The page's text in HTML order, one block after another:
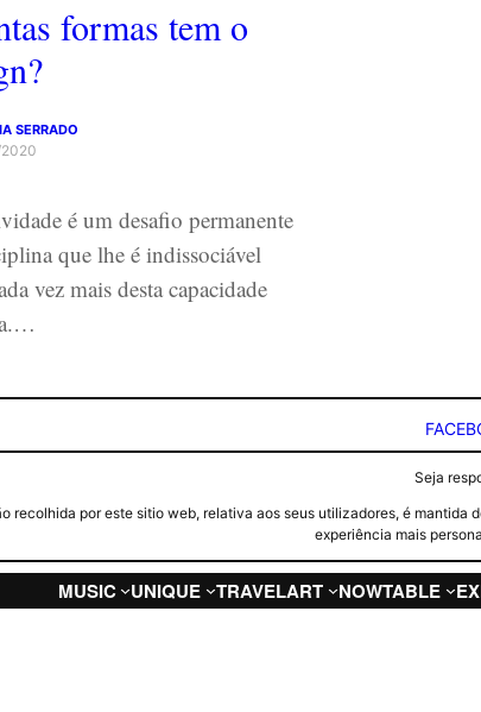
formas tem o
SERRADO
é um desafio permanente
que lhe é indissociável
vez mais desta capacidade
Seja
recolhida por este sitio web, relativa aos seus utilizadores, é
experiência mais
MUSIC UNIQUE TRAVELART NOWTABLE